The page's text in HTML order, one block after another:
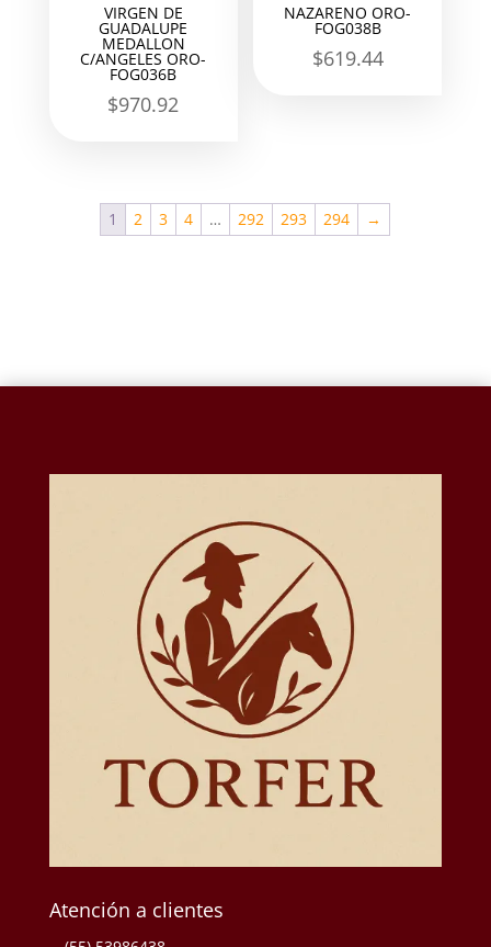
VIRGEN DE
GUADALUPE
MEDALLON
C/ANGELES ORO-
FOG036B
$970.92
NAZARENO ORO-
FOG038B
$619.44
1 2 3 4 … 292 293 294 →
Atención a clientes